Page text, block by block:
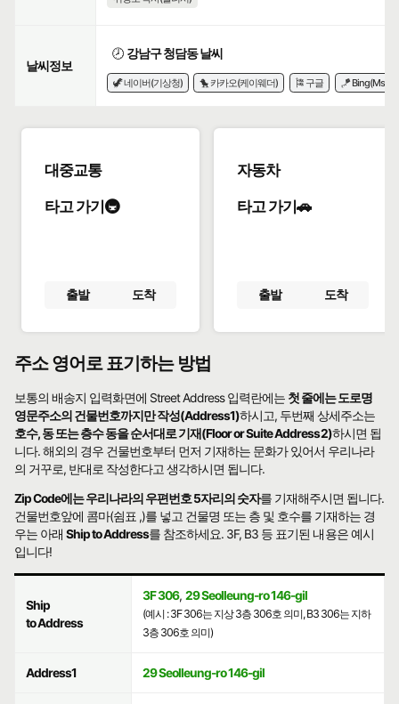
날씨정보
🕗 강남구 청담동 날씨
🦖 네이버(기상청) 🐤 카카오(케이웨더) 🎏 구글 🪁 Bing(Msn)
대중교통
타고 가기🚇
출발 도착
자동차
타고 가기🚗
출발 도착
주소 영어로 표기하는 방법
보통의 배송지 입력화면에 Street Address 입력란에는 첫 줄에는 도로명
영문주소의 건물번호까지만 작성(Address1)하시고, 두번째 상세주소는
호수, 동 또는 층수 동을 순서대로 기재(Floor or Suite Address2)하시면 됩
니다. 해외의 경우 건물번호부터 먼저 기재하는 문화가 있어서 우리나라
의 거꾸로, 반대로 작성한다고 생각하시면 됩니다.
Zip Code에는 우리나라의 우편번호 5자리의 숫자를 기재해주시면 됩니다.
건물번호앞에 콤마(쉼표 ,)를 넣고 건물명 또는 층 및 호수를 기재하는 경
우는 아래Ship to Address를 참조하세요. 3F, B3 등 표기된 내용은 예시
입니다!
Ship
to Address
3F 306, 29 Seolleung-ro 146-gil
(예시 : 3F 306는 지상 3층 306호 의미, B3 306는 지하
3층 306호 의미)
Address1 29 Seolleung-ro 146-gil